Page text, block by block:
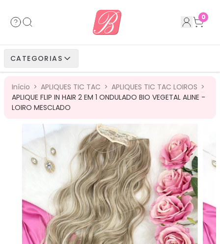
0
CATEGORIAS
Cabelos Humanos
Cabelos Bio Vegetais
Cabelos Humanos
Cabelos Bio Vegetais
Cabelos Bio Fibra
Início > APLIQUES TIC TAC > APLIQUES TIC TAC LOIROS >
APLIQUE FLIP IN HAIR 2 EM 1 ONDULADO BIO VEGETAL ALINE -
LOIRO MESCLADO
ESGOTADO